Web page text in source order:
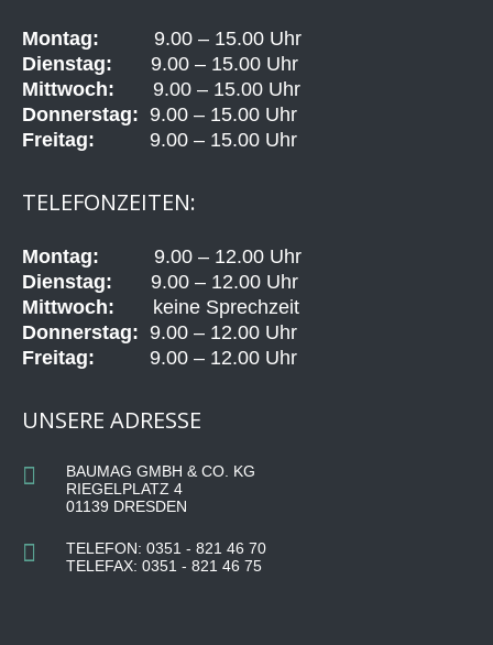
Montag: 9.00 – 15.00 Uhr
Dienstag: 9.00 – 15.00 Uhr
Mittwoch: 9.00 – 15.00 Uhr
Donnerstag: 9.00 – 15.00 Uhr
Freitag: 9.00 – 15.00 Uhr
TELEFONZEITEN:
Montag: 9.00 – 12.00 Uhr
Dienstag: 9.00 – 12.00 Uhr
Mittwoch: keine Sprechzeit
Donnerstag: 9.00 – 12.00 Uhr
Freitag: 9.00 – 12.00 Uhr
UNSERE ADRESSE
BAUMAG GMBH & CO. KG
RIEGELPLATZ 4
01139 DRESDEN
TELEFON: 0351 - 821 46 70
TELEFAX: 0351 - 821 46 75